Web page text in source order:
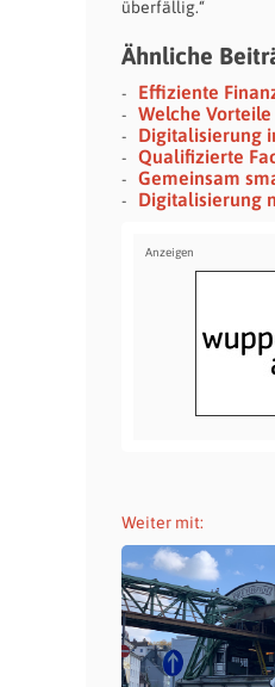
überfällig.“
Ähnliche
Effiziente
Welche
Digitalisierung
Qualifizierte
Gemeinsam
Digitalisierung
Weiter mit: